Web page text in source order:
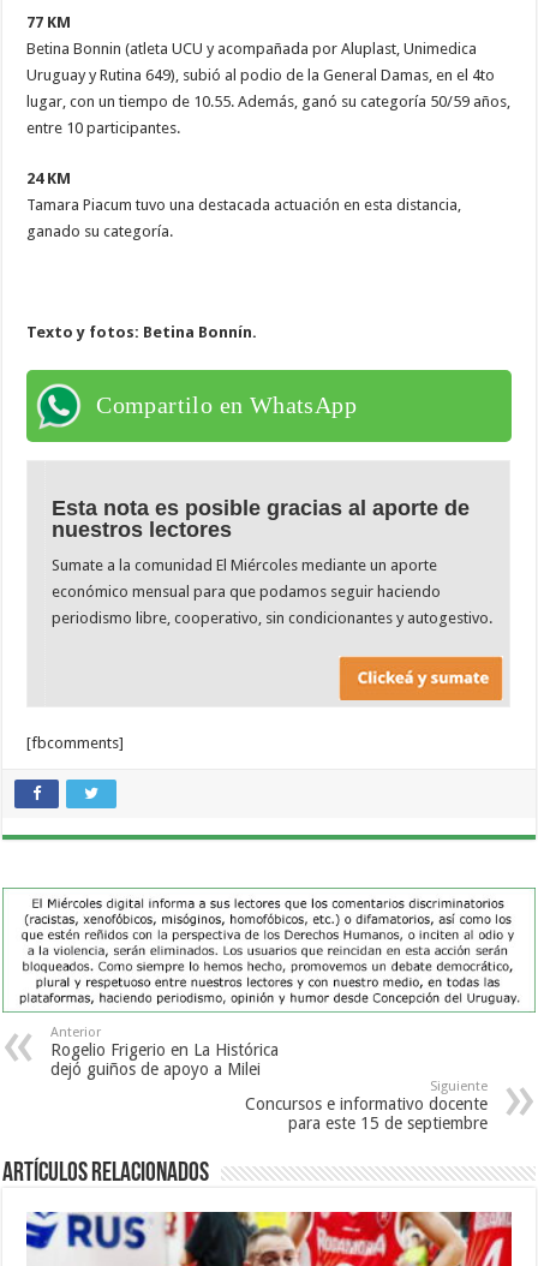
77 KM
Betina Bonnin (atleta UCU y acompañada por Aluplast, Unimedica
Uruguay y Rutina 649), subió al podio de la General Damas, en el 4to
lugar, con un tiempo de 10.55. Además, ganó su categoría 50/59 años,
entre 10 participantes.
24 KM
Tamara Piacum tuvo una destacada actuación en esta distancia,
ganado su categoría.
Texto y fotos: Betina Bonnín.
Compartilo en WhatsApp
Esta nota es posible gracias al aporte de
nuestros lectores
Sumate a la comunidad El Miércoles mediante un aporte
económico mensual para que podamos seguir haciendo
periodismo libre, cooperativo, sin condicionantes y autogestivo.
[fbcomments]
Anterior
Rogelio Frigerio en La Histórica
dejó guiños de apoyo a Milei
Siguiente
Concursos e informativo docente
para este 15 de septiembre
Artículos Relacionados